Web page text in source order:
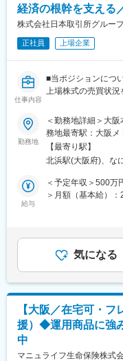
17時：帰社、事務
18時：退社
入社後は全体研修
せします。
■業務の魅力
が身につきます。
・若手のうちから、
を行っていただけま
■キャリアについて
整っており、年齢
す。（中途新卒比
ポスティング制度
ステム、契約サー
当社は生きるため
ます。
日本で初めてがん
保有契約件数国内
経済の根幹を支える
株式会社日本取引所グルー
正社員 上場企業
仕事内容
■当ポジションにつ
上場株式の売買状
全性を維持するこ
上に直結するため
■業務内容：
売買動向の分析、異
整、必要に応じた
動きを瞬時に判断
■業務詳細：
ご経験、スキルに
・マーケット運営に
・マーケット関連
・株価指数や取引
・上場を希望する企
勤務地
＜勤務地詳細＞大
務地最寄駅：大阪
禁煙変更の範囲：会
【最寄り駅】
北浜駅(大阪府)、な
給与
＜予定年収＞500万
＞月額（基本給）
途■平均年間給与：
引所グループ単体
額であり、選考を
固定手当を含めた表
気になる
【大阪／在宅可・
援）◆運用商品に強
中
マニュライフ生命保険株式